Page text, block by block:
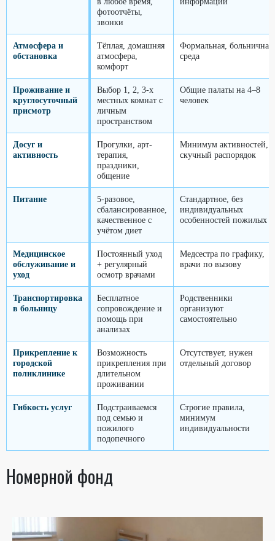
фотоотчёты,
звонки
Атмосфера и
обстановка
Тёплая, домашняя
атмосфера,
комфорт
Формальная, больничная
среда
Проживание и
круглосуточный
присмотр
Выбор 1, 2, 3-х
местных комнат с
личным
пространством
Общие палаты на 4–8
человек
Досуг и
активность
Прогулки, арт-
терапия,
праздники,
общение
Минимум активностей,
скучный распорядок
Питание
5-разовое,
сбалансированное,
качественное с
учётом диет
Стандартное, без
индивидуальных
особенностей пожилых
Медицинское
обслуживание и
уход
Постоянный уход
+ регулярный
осмотр врачами
Медсестра по графику,
врачи по вызову
Транспортировка
в больницу
Бесплатное
сопровождение и
помощь при
анализах
Родственники
организуют
самостоятельно
Прикрепление к
городской
поликлинике
Возможность
прикрепления при
длительном
проживании
Отсутствует, нужен
отдельный договор
Гибкость услуг
Подстраиваемся
под семью и
пожилого
подопечного
Строгие правила,
минимум
индивидуальности
Номерной фонд